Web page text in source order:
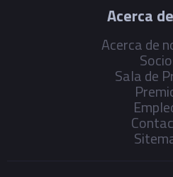
Acerca
Acerca de
Sala de